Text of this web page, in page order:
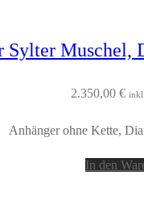
Sylter Muschel,
2.350,00 €
Anhänger ohne Kette,
In den